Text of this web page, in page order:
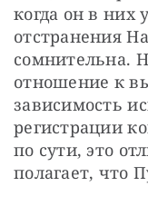
когда он в них
отстранения
сомнительна.
отношение к
зависимость
регистрации
по сути, это
полагает, что